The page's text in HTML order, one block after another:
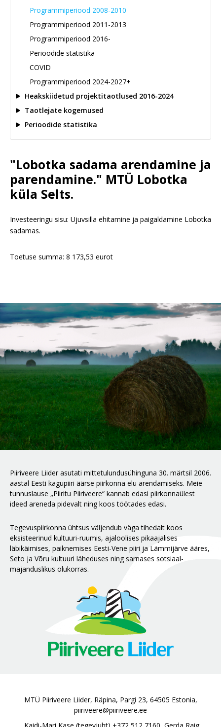
Programmiperiood 2008-2010
Programmiperiood 2011-2013
Programmiperiood 2016-
Perioodide statistika
COVID
Programmiperiood 2024-2027+
Heakskiidetud projektitaotlused 2016-2024
Taotlejate kogemused
Perioodide statistika
"Lobotka sadama arendamine ja
parendamine." MTÜ Lobotka
küla Selts.
Investeeringu sisu: Ujuvsilla ehitamine ja paigaldamine Lobotka
sadamas.
Toetuse summa: 8 173,53 eurot
Piiriveere Liider asutati mittetulundusühinguna 30. märtsil 2006.
aastal Eesti kagupiiri äärse piirkonna elu arendamiseks. Meie
tunnuslause „Piiritu Piiriveere“ kannab edasi piirkonnaülest
ideed areneda pidevalt ning koos töötades edasi.
Tegevuspiirkonna ühtsus väljendub väga tihedalt koos
eksisteerinud kultuuri-ruumis, ajaloolises pikaajalises
läbikäimises, paiknemises Eesti-Vene piiri ja Lämmijärve ääres,
Seto ja Võru kultuuri läheduses ning sarnases sotsiaal-
majanduslikus olukorras.
MTÜ Piiriveere Liider, Räpina, Pargi 23, 64505 Estonia,
piiriveere@piiriveere.ee